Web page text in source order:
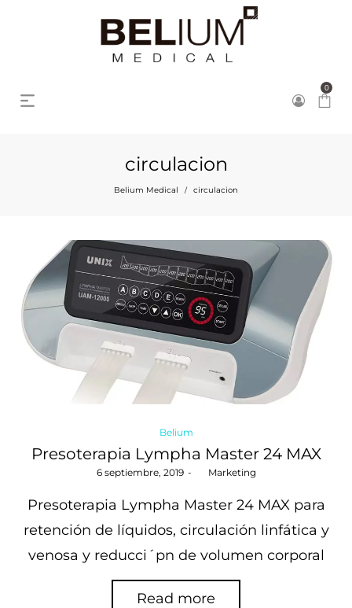
0
circulacion
Belium Medical / circulacion
Posted
Belium
Presoterapia Lympha Master 24 MAX
Posted
6 septiembre, 2019 Marketing
Presoterapia Lympha Master 24 MAX para
retención de líquidos, circulación linfática y
venosa y reducci´pn de volumen corporal
Read more